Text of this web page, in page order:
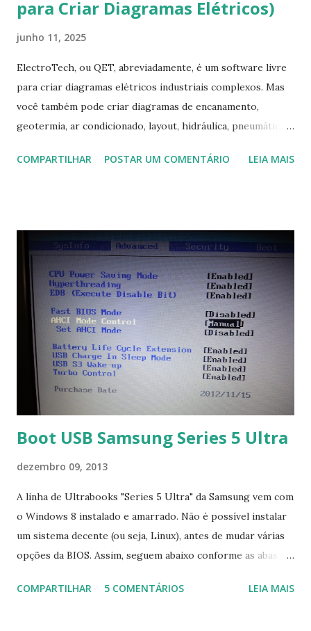
para Criar Diagramas Elétricos)
junho 11, 2025
ElectroTech, ou QET, abreviadamente, é um software livre
para criar diagramas elétricos industriais complexos. Mas
você também pode criar diagramas de encanamento,
geotermia, ar condicionado, layout, hidráulica, pneumática,
Na última versão 0.100, a coleção contém mais de 8.000
COMPARTILHAR POSTAR UM COMENTÁRIO LEIA MAIS
Boot USB Samsung Series 5 Ultra
dezembro 09, 2013
A linha de Ultrabooks "Series 5 Ultra" da Samsung vem com
o Windows 8 instalado e amarrado. Não é possível instalar
um sistema decente (ou seja, Linux), antes de mudar várias
opções da BIOS. Assim, seguem abaixo conforme as abas, a
Na inicialização aperte F2 para acessar a BIOS e então faça
COMPARTILHAR 5 COMENTÁRIOS LEIA MAIS